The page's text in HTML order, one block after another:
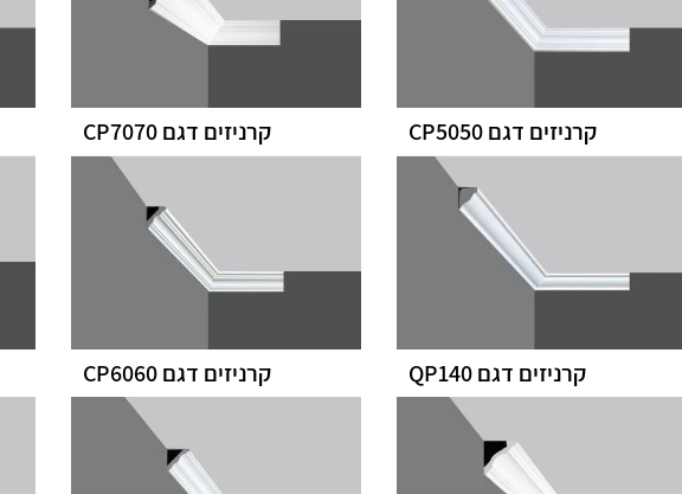
קרניזים דגם CP5050 קרניזים דגם CP7070
קרניזים דגם QP140 קרניזים דגם CP6060